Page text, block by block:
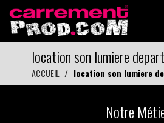
location son lumiere
ACCUEIL location son lumiere
Notre